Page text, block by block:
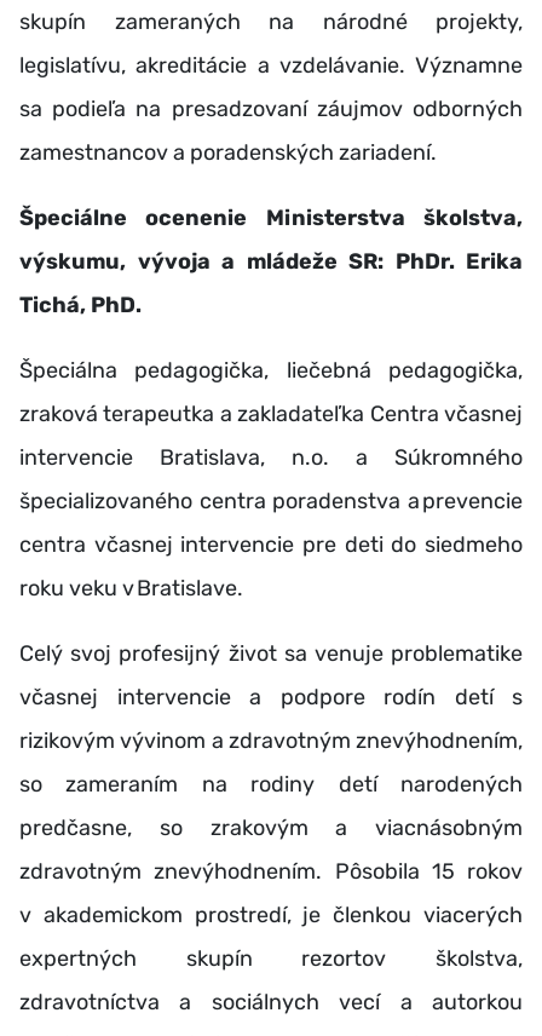
skupín zameraných na národné projekty,
legislatívu, akreditácie a vzdelávanie. Významne
sa podieľa na presadzovaní záujmov odborných
zamestnancov a poradenských zariadení.
Špeciálne ocenenie Ministerstva školstva,
výskumu, vývoja a mládeže SR: PhDr. Erika
Tichá, PhD.
Špeciálna pedagogička, liečebná pedagogička,
zraková terapeutka a zakladateľka Centra včasnej
intervencie Bratislava, n.o. a Súkromného
špecializovaného centra poradenstva a prevencie
centra včasnej intervencie pre deti do siedmeho
roku veku v Bratislave.
Celý svoj profesijný život sa venuje problematike
včasnej intervencie a podpore rodín detí s
rizikovým vývinom a zdravotným znevýhodnením,
so zameraním na rodiny detí narodených
predčasne, so zrakovým a viacnásobným
zdravotným znevýhodnením. Pôsobila 15 rokov
v akademickom prostredí, je členkou viacerých
expertných skupín rezortov školstva,
zdravotníctva a sociálnych vecí a autorkou